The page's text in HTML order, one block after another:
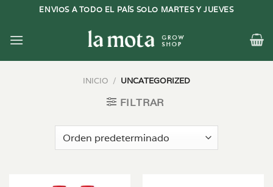
contenido
ENVIOS A TODO EL PAÍS SOLO MARTES Y JUEVES
INICIO / UNCATEGORIZED
FILTRAR